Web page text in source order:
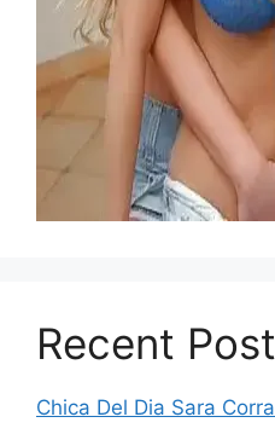
Recent
Chica Del Dia Sara